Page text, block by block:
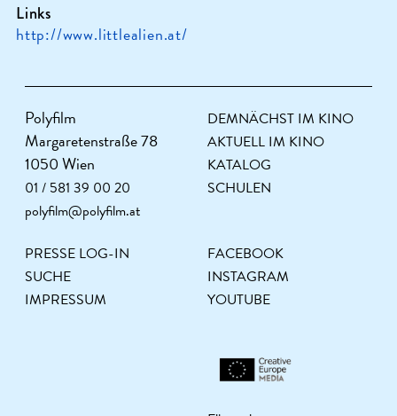
Links
http://www.littlealien.at/
Polyfilm
Margaretenstraße 78
1050 Wien
01 / 581 39 00 20
polyfilm@polyfilm.at
DEMNÄCHST IM KINO
AKTUELL IM KINO
KATALOG
SCHULEN
PRESSE LOG-IN
SUCHE
IMPRESSUM
FACEBOOK
INSTAGRAM
YOUTUBE